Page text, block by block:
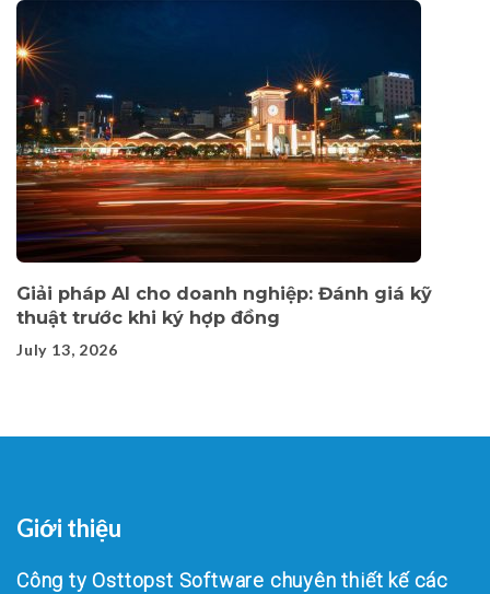
Giải pháp AI cho doanh nghiệp: Đánh giá kỹ
thuật trước khi ký hợp đồng
July 13, 2026
Giới thiệu
Công ty Osttopst Software chuyên thiết kế các